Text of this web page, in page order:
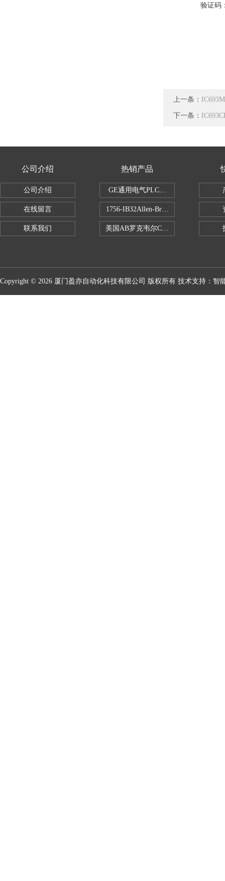
验证码
上一条：
下一条：
公司介绍
公司介绍
在线留言
联系我们
热销产品
GE通用电气PLC控制器
1756-IB32Allen-Bradley1756IB32数字
美国AB罗克韦尔CPU处理器
Copyright © 2026 厦门盈亦自动化科技有限公司 版权所有 技术支持： 智